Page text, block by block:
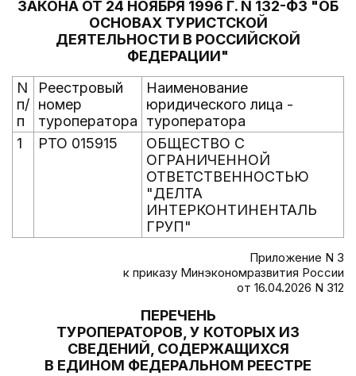
ЗАКОНА ОТ 24 НОЯБРЯ 1996 Г. N 132-ФЗ "ОБ
ОСНОВАХ ТУРИСТСКОЙ
ДЕЯТЕЛЬНОСТИ В РОССИЙСКОЙ
ФЕДЕРАЦИИ"
N
п/
п
Реестровый
номер
туроператора
Наименование
юридического лица -
туроператора
1
РТО 015915
ОБЩЕСТВО С
ОГРАНИЧЕННОЙ
ОТВЕТСТВЕННОСТЬЮ
"ДЕЛТА
ИНТЕРКОНТИНЕНТАЛЬ
ГРУП"
Приложение N 3
к приказу Минэкономразвития России
от 16.04.2026 N 312
ПЕРЕЧЕНЬ
ТУРОПЕРАТОРОВ, У КОТОРЫХ ИЗ
СВЕДЕНИЙ, СОДЕРЖАЩИХСЯ
В ЕДИНОМ ФЕДЕРАЛЬНОМ РЕЕСТРЕ